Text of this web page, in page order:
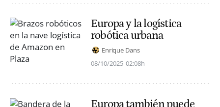
Europa y la logística
robótica urbana
Enrique Dans
08/10/2025 02:08h
Europa también puede